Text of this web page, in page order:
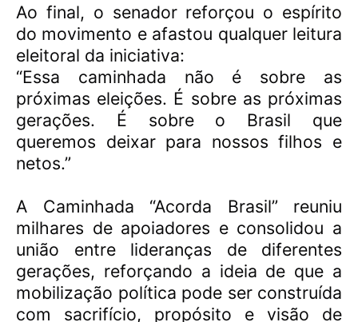
Ao final, o senador reforçou o espírito
do movimento e afastou qualquer leitura
eleitoral da iniciativa:
“Essa caminhada não é sobre as
próximas eleições. É sobre as próximas
gerações. É sobre o Brasil que
queremos deixar para nossos filhos e
netos.”
A Caminhada “Acorda Brasil” reuniu
milhares de apoiadores e consolidou a
união entre lideranças de diferentes
gerações, reforçando a ideia de que a
mobilização política pode ser construída
com sacrifício, propósito e visão de